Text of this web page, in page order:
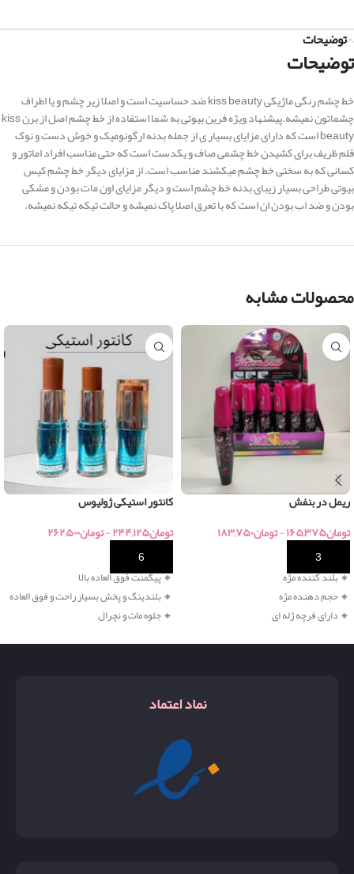
توضیحات
توضیحات
خط چشم رنگی ماژیکی kiss beauty ضد حساسیت است و اصلا زیر چشم و یا اطراف
چشماتون نمیشه.پیشنهاد ویژه فرین بیوتی به شما استفاده از خط چشم اصل از برن kiss
beauty است که دارای مزایای بسیار ی از جمله بدنه ارگونومیک و خوش دست و نوک
قلم ظریف برای کشیدن خط چشمی صاف و یکدست است که حتی مناسب افراد اماتور و
کسانی که به سختی خط چشم میکشند مناسب است. از مزایای دیگر خط چشم کیس
بیوتی طراحی بسیار زیبای بدنه خط چشم است و دیگر مزایای اون مات بودن و مشکی
بودن و ضد اب بودن ان است که با تعرق اصلا پاک نمیشه و حالت تیکه تیکه نمیشه.
محصولات مشابه
ریمل در بنفش
تومان۱۶۵,۳۷۵-تومان۱۸۳,۷۵۰
🔸 بلند کننده مژه
🔸حجم دهنده مژه
🔸دارای فرچه ژله ای
کانتور استیکی ژولیوس
تومان۲۴۴,۱۲۵-تومان۲۶۲,۵۰۰
خرید
🔸پیگمنت فوق العاده بالا
🔸 بلندینگ و پخش بسیار راحت و فوق العاده
🔸 جلوه مات و نچرال
نماد اعتماد